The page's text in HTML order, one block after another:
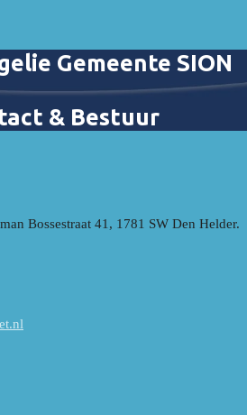
Gemeente SION
& Bestuur
Bossestraat 41, 1781 SW Den Helder.